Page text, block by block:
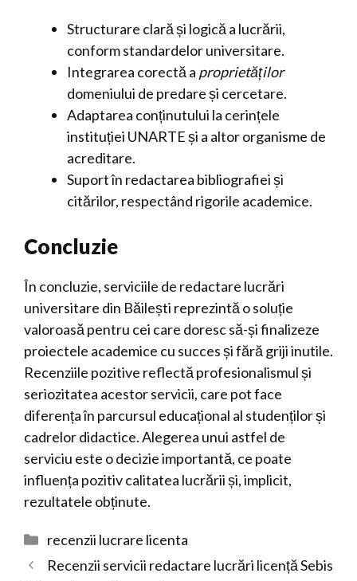
Structurare clară și logică a lucrării,
conform standardelor universitare.
Integrarea corectă a proprietăților
domeniului de predare și cercetare.
Adaptarea conținutului la cerințele
instituției UNARTE și a altor organisme de
acreditare.
Suport în redactarea bibliografiei și
citărilor, respectând rigorile academice.
Concluzie
În concluzie, serviciile de redactare lucrări
universitare din Băilești reprezintă o soluție
valoroasă pentru cei care doresc să-și finalizeze
proiectele academice cu succes și fără griji inutile.
Recenziile pozitive reflectă profesionalismul și
seriozitatea acestor servicii, care pot face
diferența în parcursul educațional al studenților și
cadrelor didactice. Alegerea unui astfel de
serviciu este o decizie importantă, ce poate
influența pozitiv calitatea lucrării și, implicit,
rezultatele obținute.
Categorii
recenzii lucrare licenta
Recenzii servicii redactare lucrări licență Sebis